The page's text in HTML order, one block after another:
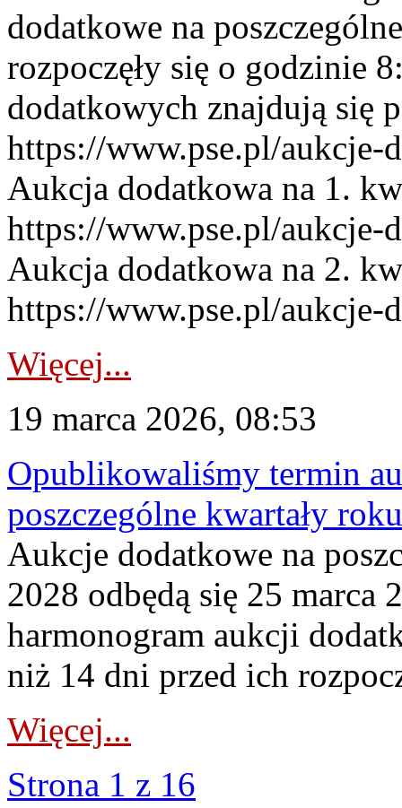
dodatkowe na
rozpoczęły się o godzinie
dodatkowych znajdują się
https://www.pse.pl/
Aukcja dodatkowa na 1.
https://www.pse.pl/
Aukcja dodatkowa na 2.
https://www.pse.pl/aukcje-
Więcej...
19 marca 2026, 08:53
Opublikowaliśmy termin
poszczególne kwartały
Aukcje dodatkowe na
2028 odbędą się 25 marca
harmonogram aukcji
niż 14 dni przed ich
Więcej...
Strona 1 z 16